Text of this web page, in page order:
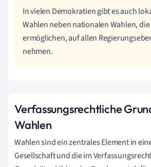
In vielen Demokratien gibt es auch
Wahlen neben nationalen Wahlen,
ermöglichen, auf allen
nehmen.
Verfassungsrechtliche
Wahlen
Wahlen sind ein zentrales Element in
Gesellschaft und die im